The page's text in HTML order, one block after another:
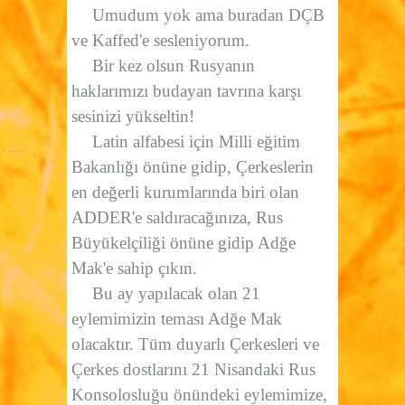
Umudum yok ama buradan DÇB
ve Kaffed'e sesleniyorum.
Bir kez olsun Rusyanın
haklarımızı budayan tavrına karşı
sesinizi yükseltin!
Latin alfabesi için Milli eğitim
Bakanlığı önüne gidip, Çerkeslerin
en değerli kurumlarında biri olan
ADDER'e saldıracağınıza, Rus
Büyükelçiliği önüne gidip Adğe
Mak'e sahip çıkın.
Bu ay yapılacak olan 21
eylemimizin teması Adğe Mak
olacaktır. Tüm duyarlı Çerkesleri ve
Çerkes dostlarını 21 Nisandaki Rus
Konsolosluğu önündeki eylemimize,